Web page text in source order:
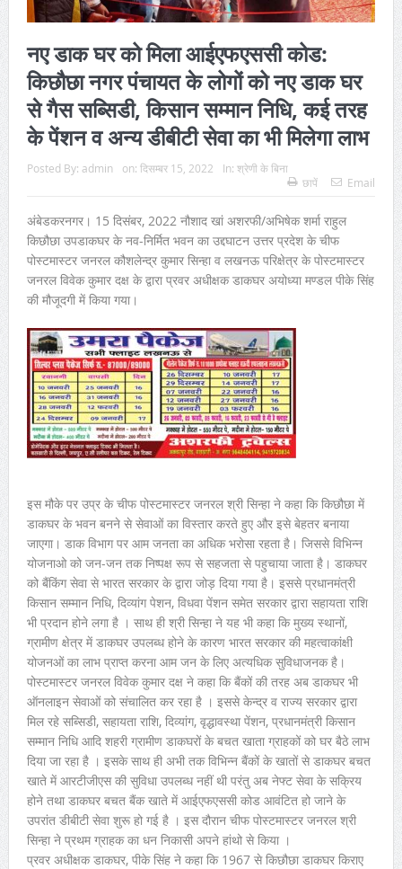
नए डाक घर को मिला आईएफएससी कोड:
किछौछा नगर पंचायत के लोगों को नए डाक घर
से गैस सब्सिडी, किसान सम्मान निधि, कई तरह
के पेंशन व अन्य डीबीटी सेवा का भी मिलेगा लाभ
Posted By: admin on: दिसम्बर 15, 2022 In: श्रेणी के बिना
छापें
Email
अंबेडकरनगर। 15 दिसंबर, 2022 नौशाद खां अशरफी/अभिषेक शर्मा राहुल
किछौछा उपडाकघर के नव-निर्मित भवन का उद्दघाटन उत्तर प्रदेश के चीफ
पोस्टमास्टर जनरल कौशलेन्द्र कुमार सिन्हा व लखनऊ परिक्षेत्र के पोस्टमास्टर
जनरल विवेक कुमार दक्ष के द्वारा प्रवर अधीक्षक डाकघर अयोध्या मण्डल पीके सिंह
की मौजूदगी में किया गया।
इस मौके पर उप्र के चीफ पोस्टमास्टर जनरल श्री सिन्हा ने कहा कि किछौछा में
डाकघर के भवन बनने से सेवाओं का विस्तार करते हुए और इसे बेहतर बनाया
जाएगा। डाक विभाग पर आम जनता का अधिक भरोसा रहता है। जिससे विभिन्न
योजनाओ को जन-जन तक निष्पक्ष रूप से सहजता से पहुचाया जाता है। डाकघर
को बैंकिंग सेवा से भारत सरकार के द्वारा जोड़ दिया गया है। इससे प्रधानमंत्री
किसान सम्मान निधि, दिव्यांग पेशन, विधवा पेंशन समेत सरकार द्वारा सहायता राशि
भी प्रदान होने लगा है । साथ ही श्री सिन्हा ने यह भी कहा कि मुख्य स्थानों,
ग्रामीण क्षेत्र में डाकघर उपलब्ध होने के कारण भारत सरकार की महत्वाकांक्षी
योजनओं का लाभ प्राप्त करना आम जन के लिए अत्यधिक सुविधाजनक है।
पोस्टमास्टर जनरल विवेक कुमार दक्ष ने कहा कि बैंकों की तरह अब डाकघर भी
ऑनलाइन सेवाओं को संचालित कर रहा है । इससे केन्द्र व राज्य सरकार द्वारा
मिल रहे सब्सिडी, सहायता राशि, दिव्यांग, वृद्धावस्था पेंशन, प्रधानमंत्री किसान
सम्मान निधि आदि शहरी ग्रामीण डाकघरों के बचत खाता ग्राहकों को घर बैठे लाभ
दिया जा रहा है । इसके साथ ही अभी तक विभिन्न बैंकों के खातों से डाकघर बचत
खाते में आरटीजीएस की सुविधा उपलब्ध नहीं थी परंतु अब नेफ्ट सेवा के सक्रिय
होने तथा डाकघर बचत बैंक खाते में आईएफएससी कोड आवंटित हो जाने के
उपरांत डीबीटी सेवा शुरू हो गई है । इस दौरान चीफ पोस्टमास्टर जनरल श्री
सिन्हा ने प्रथम ग्राहक का धन निकासी अपने हांथो से किया ।
प्रवर अधीक्षक डाकघर, पीके सिंह ने कहा कि 1967 से किछौछा डाकघर किराए